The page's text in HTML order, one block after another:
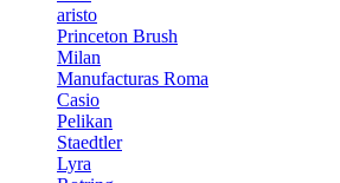
aristo
Princeton Brush
Milan
Manufacturas Roma
Casio
Pelikan
Staedtler
Lyra